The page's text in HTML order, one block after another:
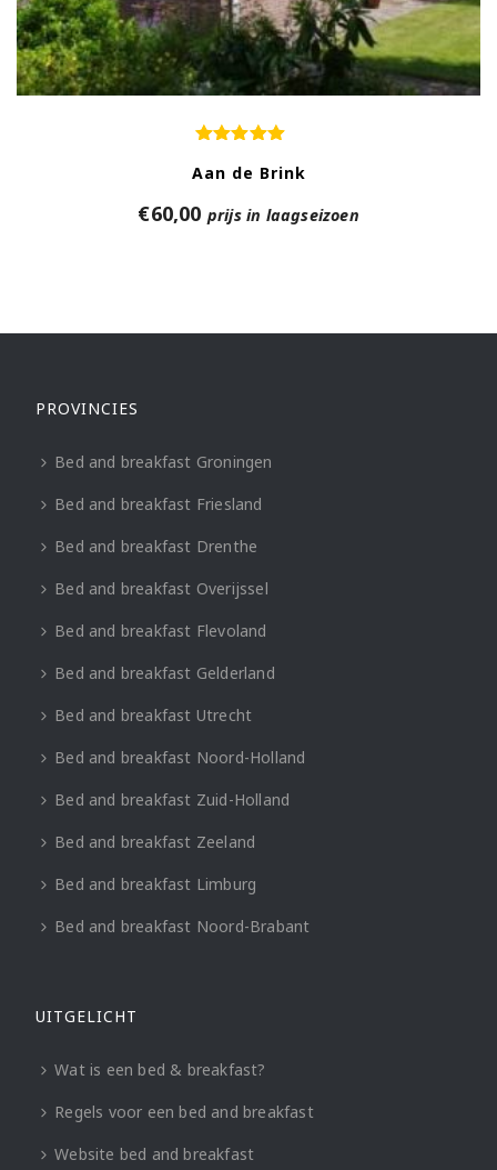
Aan de Brink
€60,00 prijs in laagseizoen
PROVINCIES
Bed and breakfast Groningen
Bed and breakfast Friesland
Bed and breakfast Drenthe
Bed and breakfast Overijssel
Bed and breakfast Flevoland
Bed and breakfast Gelderland
Bed and breakfast Utrecht
Bed and breakfast Noord-Holland
Bed and breakfast Zuid-Holland
Bed and breakfast Zeeland
Bed and breakfast Limburg
Bed and breakfast Noord-Brabant
UITGELICHT
Wat is een bed & breakfast?
Regels voor een bed and breakfast
Website bed and breakfast